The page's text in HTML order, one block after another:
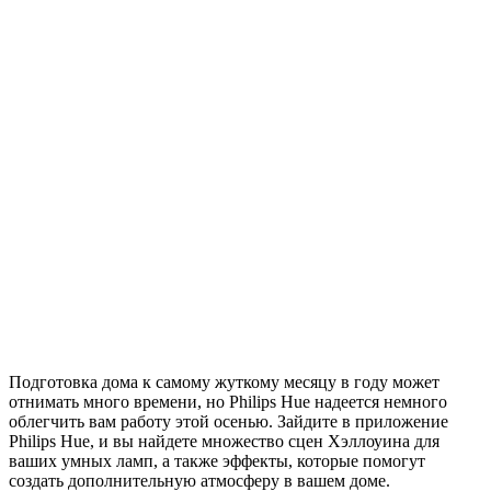
Подготовка дома к самому жуткому месяцу в году может
отнимать много времени, но Philips Hue надеется немного
облегчить вам работу этой осенью. Зайдите в приложение
Philips Hue, и вы найдете множество сцен Хэллоуина для
ваших умных ламп, а также эффекты, которые помогут
создать дополнительную атмосферу в вашем доме.